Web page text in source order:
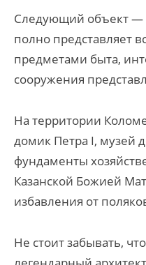
Следующий объект —
полно представляет
предметами быта,
сооружения
На территории
домик Петра I, музей
фундаменты
Казанской Божией
избавления от
Не стоит забывать,